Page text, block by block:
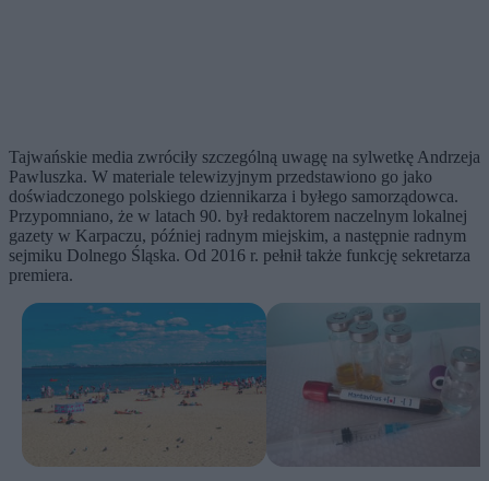
Tajwańskie media zwróciły szczególną uwagę na sylwetkę Andrzeja
Pawluszka. W materiale telewizyjnym przedstawiono go jako
doświadczonego polskiego dziennikarza i byłego samorządowca.
Przypomniano, że w latach 90. był redaktorem naczelnym lokalnej
gazety w Karpaczu, później radnym miejskim, a następnie radnym
sejmiku Dolnego Śląska. Od 2016 r. pełnił także funkcję sekretarza
premiera.